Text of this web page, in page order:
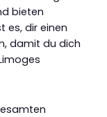
bieten
es, dir einen
damit du dich